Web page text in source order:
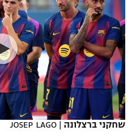
VOD
רץ ברשת
תוצאות
נבחרת ישראל
מכבי חיפה
בית"ר ירושלים
מכבי תל אביב
הפועל תל אביב
ליגה ספרדית
ליגה איטלקית
ליגה צרפתית
ליגה הולנדית
כדורסל נשים
מכבי תל אביב
הפועל חולון
הפועל ירושלים
דני אבדיה
יורוליג
יורוקאפ
טניס
כדוריד
כדורעף
שחייה
שחקני ברצלונה |
JOSEP LAGO